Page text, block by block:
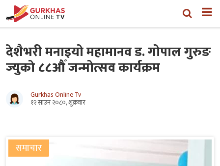
देशैभरी मनाइयो महामानव ड. गोपाल गुरुङ
ज्युको ८८औँ जन्मोत्सव कार्यक्रम
Gurkhas Online Tv
१२ साउन २०८०, शुक्रवार
समाचार